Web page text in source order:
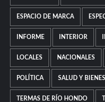
ESPACIO DE MARCA
INFORME INTERIOR
LOCALES NACIONALES
POLÍTICA SALUD Y
TERMAS DE RÍO HONDO